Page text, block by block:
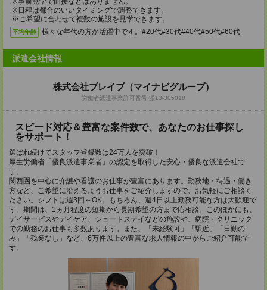
※日程は都合のいいタイミングで調整できます。
※ご希望に合わせて複数の施設を見学できます。
平均年齢 様々な年代の方が活躍中です。#20代#30代#40代#50代#60代
派遣会社情報
株式会社ブレイブ（マイナビグループ）
労働者派遣事業許可番号:派13-305018
スピード対応＆豊富な案件数で、あなたのお仕事探し
をサポート！
選ばれ続けてスタッフ登録数は24万人を突破！
厚生労働省「優良派遣事業者」の認定を取得した安心・優良な派遣会社で
す。
関西圏を中心に介護や看護のお仕事が豊富にあります。勤務地・待遇・働き
方など、ご希望に沿えるようお仕事をご紹介しますので、お気軽にご相談く
ださい。シフトは週3回～OK。もちろん、週4日以上勤務可能な方は大歓迎で
す。期間は、1ヵ月程度の短期から長期希望の方まで応相談。このほかにも、
デイサービスやデイケア、ショートステイなどの施設や、病院・クリニック
での勤務のお仕事も多数あります。また、「未経験可」「駅近」「日勤の
み」「残業なし」など、6万件以上の豊富な求人情報の中からご紹介可能で
す。